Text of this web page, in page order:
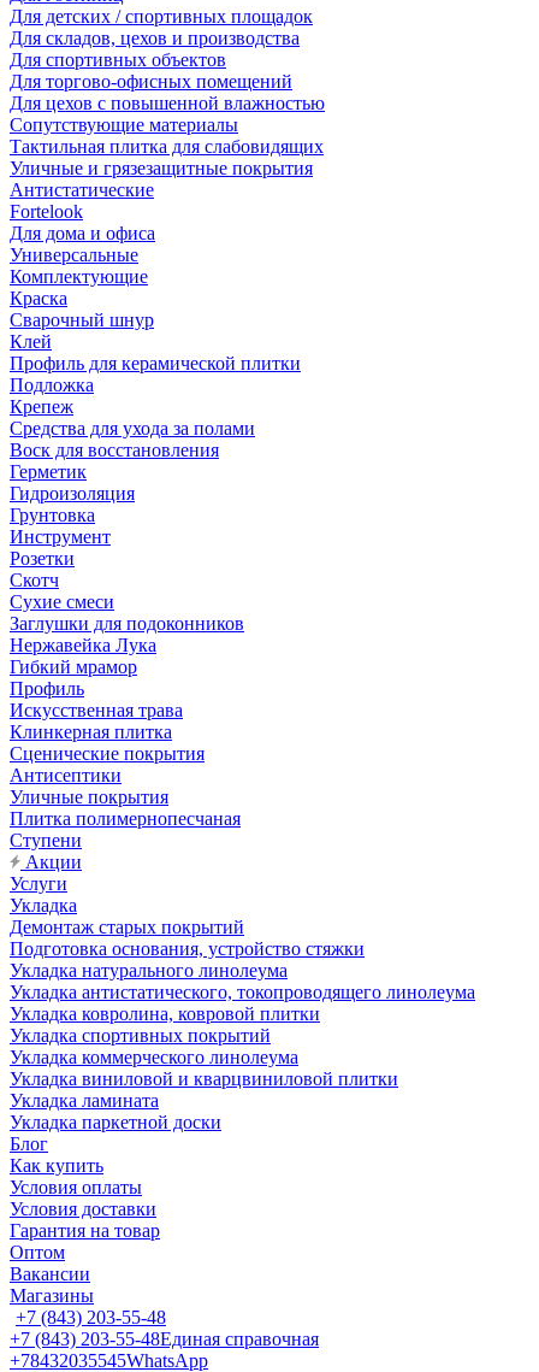
Для детских / спортивных площадок
Для складов, цехов и производства
Для спортивных объектов
Для торгово-офисных помещений
Для цехов с повышенной влажностью
Сопутствующие материалы
Тактильная плитка для слабовидящих
Уличные и грязезащитные покрытия
Антистатические
Fortelook
Для дома и офиса
Универсальные
Комплектующие
Краска
Сварочный шнур
Клей
Профиль для керамической плитки
Подложка
Крепеж
Средства для ухода за полами
Воск для восстановления
Герметик
Гидроизоляция
Грунтовка
Инструмент
Розетки
Скотч
Сухие смеси
Заглушки для подоконников
Нержавейка Лука
Гибкий мрамор
Профиль
Искусственная трава
Клинкерная плитка
Сценические покрытия
Антисептики
Уличные покрытия
Плитка полимернопесчаная
Ступени
Акции
Услуги
Укладка
Демонтаж старых покрытий
Подготовка основания, устройство стяжки
Укладка натурального линолеума
Укладка антистатического, токопроводящего линолеума
Укладка ковролина, ковровой плитки
Укладка спортивных покрытий
Укладка коммерческого линолеума
Укладка виниловой и кварцвиниловой плитки
Укладка ламината
Укладка паркетной доски
Блог
Как купить
Условия оплаты
Условия доставки
Гарантия на товар
Оптом
Вакансии
Магазины
+7 (843) 203-55-48
+7 (843) 203-55-48Единая справочная
+78432035545WhatsApp